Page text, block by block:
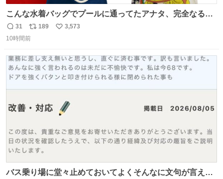
こんな水着バッグでプールに通ってたアナタ、完全なる同
世代（笑） #70年代 #80年代 #昭和レトロ
返
信
31
リ
ポ
ト
数
189
い
数
3,573
10時間前
バス乗り場に堂々止めておいてよくそんなに文句が言える